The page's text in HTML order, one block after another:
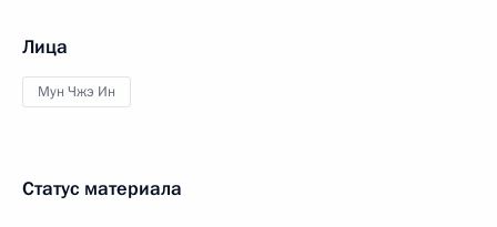
Лица
Мун Чжэ Ин
Статус материала